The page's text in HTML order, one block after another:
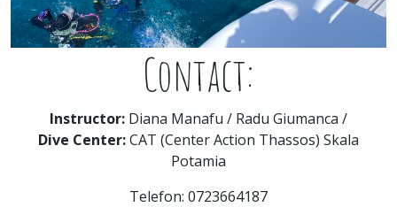
Contact:
Instructor: Diana Manafu / Radu Giumanca /
Dive Center:CAT (Center Action Thassos) Skala
Potamia
Telefon: 0723664187